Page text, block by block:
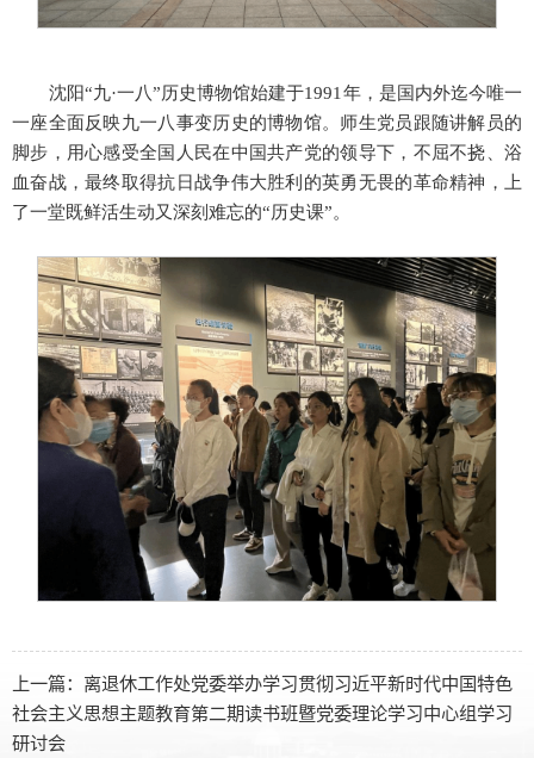
沈阳“九·一八”历史博物馆始建于1991年，是国内外迄今唯一
一座全面反映九一八事变历史的博物馆。师生党员跟随讲解员的
脚步，用心感受全国人民在中国共产党的领导下，不屈不挠、浴
血奋战，最终取得抗日战争伟大胜利的英勇无畏的革命精神，上
了一堂既鲜活生动又深刻难忘的“历史课”。
上一篇： 离退休工作处党委举办学习贯彻习近平新时代中国特色
社会主义思想主题教育第二期读书班暨党委理论学习中心组学习
研讨会